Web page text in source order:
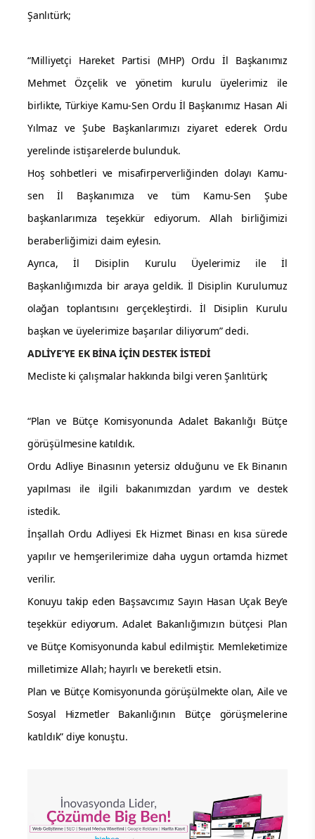
Şanlıtürk;
“Milliyetçi Hareket Partisi (MHP) Ordu İl Başkanımız
Mehmet Özçelik ve yönetim kurulu üyelerimiz ile
birlikte, Türkiye Kamu-Sen Ordu İl Başkanımız Hasan Ali
Yılmaz ve Şube Başkanlarımızı ziyaret ederek Ordu
yerelinde istişarelerde bulunduk.
Hoş sohbetleri ve misafirperverliğinden dolayı Kamu-
sen İl Başkanımıza ve tüm Kamu-Sen Şube
başkanlarımıza teşekkür ediyorum. Allah birliğimizi
beraberliğimizi daim eylesin.
Ayrıca, İl Disiplin Kurulu Üyelerimiz ile İl
Başkanlığımızda bir araya geldik. İl Disiplin Kurulumuz
olağan toplantısını gerçekleştirdi. İl Disiplin Kurulu
başkan ve üyelerimize başarılar diliyorum” dedi.
ADLİYE’YE EK BİNA İÇİN DESTEK İSTEDİ
Mecliste ki çalışmalar hakkında bilgi veren Şanlıtürk;
“Plan ve Bütçe Komisyonunda Adalet Bakanlığı Bütçe
görüşülmesine katıldık.
Ordu Adliye Binasının yetersiz olduğunu ve Ek Binanın
yapılması ile ilgili bakanımızdan yardım ve destek
istedik.
İnşallah Ordu Adliyesi Ek Hizmet Binası en kısa sürede
yapılır ve hemşerilerimize daha uygun ortamda hizmet
verilir.
Konuyu takip eden Başsavcımız Sayın Hasan Uçak Bey’e
teşekkür ediyorum. Adalet Bakanlığımızın bütçesi Plan
ve Bütçe Komisyonunda kabul edilmiştir. Memleketimize
milletimize Allah; hayırlı ve bereketli etsin.
Plan ve Bütçe Komisyonunda görüşülmekte olan, Aile ve
Sosyal Hizmetler Bakanlığının Bütçe görüşmelerine
katıldık” diye konuştu.